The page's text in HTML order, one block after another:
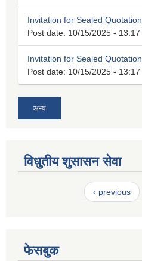
Invitation for Sealed Quotation
Post date: 10/15/2025 - 13:17
Invitation for Sealed Quotation
Post date: 10/15/2025 - 13:17
अन्य
विधुतीय शुसासन सेवा
‹ previous
फेसबुक